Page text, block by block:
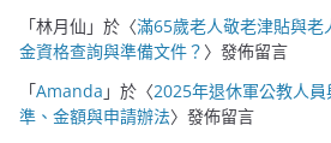
「林月仙 」於〈滿65歲老人敬老津貼與老
金資格查詢與準備文件？ 〉發佈留言
「Amanda 」於〈2025年退休軍公教人
準、金額與申請辦法〉發佈留言